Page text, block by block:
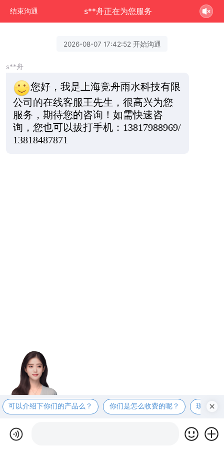
结束沟通 s**舟正在为您服务
2026-08-07 17:42:52 开始沟通
s**舟
您好，我是上海竞舟雨水科技有限
公司的在线客服王先生，很高兴为您
服务，期待您的咨询！如需快速咨
询，您也可以拔打手机：13817988969/
13818487871
可以介绍下你们的产品么？ 你们是怎么收费的呢？ 现在有